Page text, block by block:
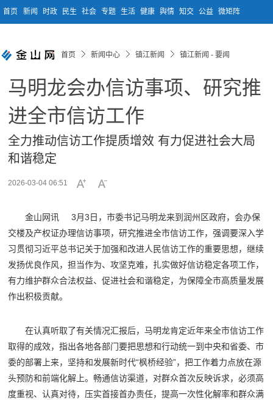
首页 新闻 时政 民生 社会 专题 生活 健康 舆情 知交 公益 微矩阵
首页 新闻中心 镇江新闻 镇江新闻 - 要闻
马明龙会办信访事项、研究推
进全市信访工作
全力推动信访工作提质增效 有力促进社会大局
和谐稳定
2026-03-04 06:51
金山网讯 3月3日，市委书记马明龙来到润州区政府，会办保
交楼及产权证办理信访事项，研究推进全市信访工作，强调要深入学
习贯彻习近平总书记关于加强和改进人民信访工作的重要思想，继续
发扬优良作风，担当作为、攻坚克难，扎实做好信访稳定各项工作，
有力维护群众合法权益、促进社会和谐稳定，为保障全市高质量发展
作出积极贡献。
在认真听取了有关情况汇报后，马明龙肯定近年来全市信访工作
取得的成效，指出各地各部门要把思想和行动统一到中央和省委、市
委的部署上来，坚持和发展新时代“枫桥经验”，把工作着力点放在源
头预防和前端化解上。畅通信访渠道，对群众首次反映诉求，必须高
度重视、认真对待，压实首接首办责任，提高一次性化解率和群众满